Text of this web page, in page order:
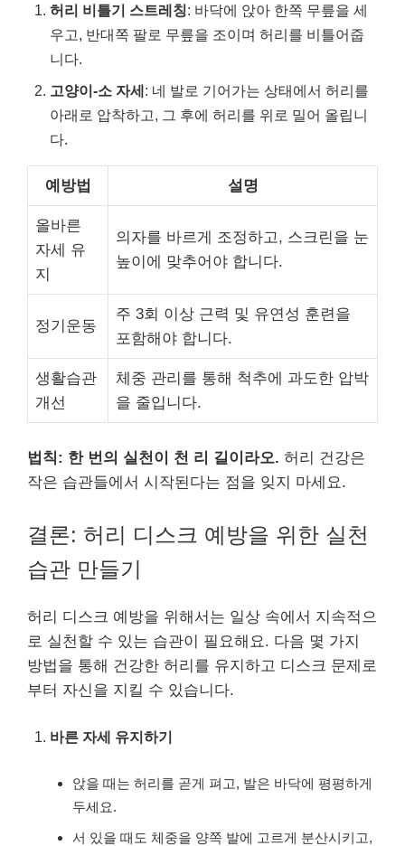
허리 비틀기 스트레칭: 바닥에 앉아 한쪽 무릎을 세
우고, 반대쪽 팔로 무릎을 조이며 허리를 비틀어줍
니다.
고양이-소 자세: 네 발로 기어가는 상태에서 허리를
아래로 압착하고, 그 후에 허리를 위로 밀어 올립니
다.
예방법 설명
올바른
자세 유
지
의자를 바르게 조정하고, 스크린을 눈
높이에 맞추어야 합니다.
정기운동
주 3회 이상 근력 및 유연성 훈련을
포함해야 합니다.
생활습관
개선
체중 관리를 통해 척추에 과도한 압박
을 줄입니다.
법칙: 한 번의 실천이 천 리 길이라오. 허리 건강은
작은 습관들에서 시작된다는 점을 잊지 마세요.
결론: 허리 디스크 예방을 위한 실천
습관 만들기
허리 디스크 예방을 위해서는 일상 속에서 지속적으
로 실천할 수 있는 습관이 필요해요. 다음 몇 가지
방법을 통해 건강한 허리를 유지하고 디스크 문제로
부터 자신을 지킬 수 있습니다.
바른 자세 유지하기
앉을 때는 허리를 곧게 펴고, 발은 바닥에 평평하게
두세요.
서 있을 때도 체중을 양쪽 발에 고르게 분산시키고,